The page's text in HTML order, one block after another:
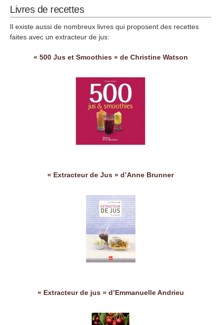
Livres de recettes
Il existe aussi de nombreux livres qui proposent des recettes
faites avec un extracteur de jus:
« 500 Jus et Smoothies » de Christine Watson
« Extracteur de Jus » d’Anne Brunner
« Extracteur de jus » d’Emmanuelle Andrieu